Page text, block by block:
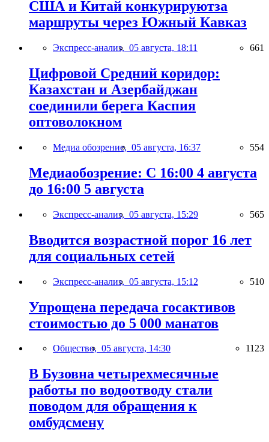
США и Китай конкурируютза
маршруты через Южный Кавказ
Экспресс-анализ, 05 августа, 18:11 661
Цифровой Средний коридор:
Казахстан и Азербайджан
соединили берега Каспия
оптоволокном
Медиа обозрение, 05 августа, 16:37 554
Медиаобозрение: С 16:00 4 августа
до 16:00 5 августа
Экспресс-анализ, 05 августа, 15:29 565
Вводится возрастной порог 16 лет
для социальных сетей
Экспресс-анализ, 05 августа, 15:12 510
Упрощена передача госактивов
стоимостью до 5 000 манатов
Общество, 05 августа, 14:30 1123
В Бузовна четырехмесячные
работы по водоотводу стали
поводом для обращения к
омбудсмену